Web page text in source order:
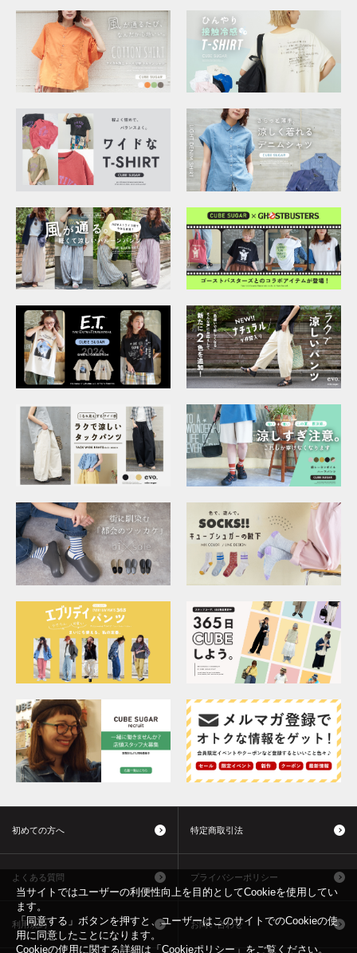
初めての方へ 特定商取引法
よくある質問 プライバシーポリシー
利用規約 お問い合わせ
当サイトではユーザーの利便性向上を目的としてCookieを使用してい
ます。
「同意する」ボタンを押すと、ユーザーはこのサイトでのCookieの使
用に同意したことになります。
Cookieの使用に関する詳細は「 Cookieポリシー 」をご覧ください。